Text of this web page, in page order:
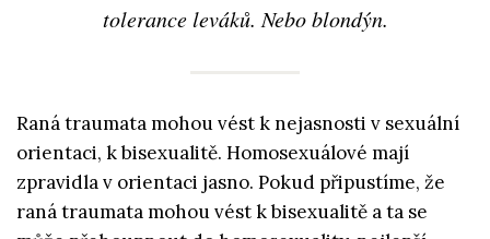
tolerance leváků. Nebo blondýn.
Raná traumata mohou vést k nejasnosti v sexuální
orientaci, k bisexualitě. Homosexuálové mají
zpravidla v orientaci jasno. Pokud připustíme, že
raná traumata mohou vést k bisexualitě a ta se